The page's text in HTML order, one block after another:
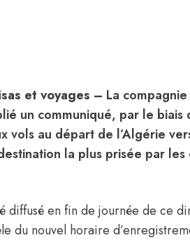
et voyages – La
un communiqué, par le biais
vols au départ de l’Algérie
la plus prisée par
diffusé en fin de journée de ce
du nouvel horaire